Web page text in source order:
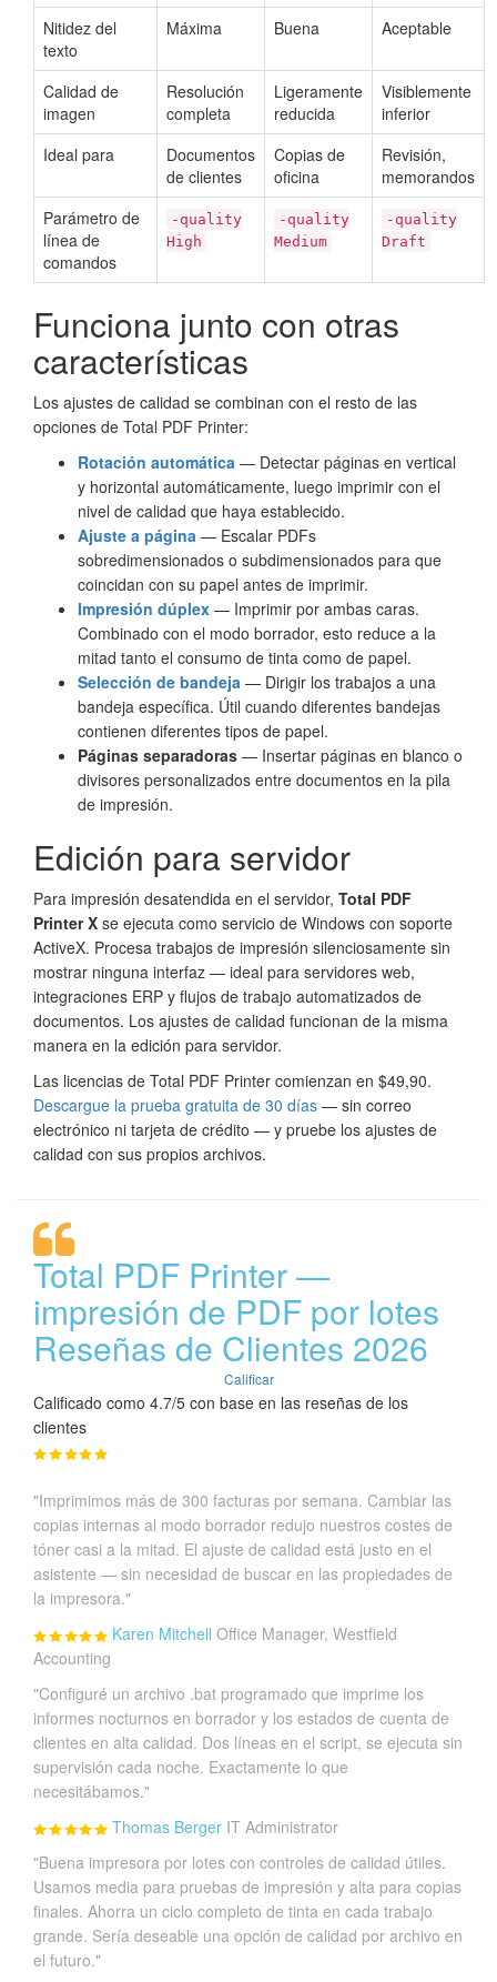
Nitidez del
texto
Máxima Buena Aceptable
Calidad de
imagen
Resolución
completa
Ligeramente
reducida
Visiblemente
inferior
Ideal para
Documentos
de clientes
Copias de
oficina
Revisión,
memorandos
Parámetro de
línea de
comandos
-quality
High
-quality
Medium
-quality
Draft
Funciona junto con otras
características
Los ajustes de calidad se combinan con el resto de las
opciones de Total PDF Printer:
Rotación automática — Detectar páginas en vertical
y horizontal automáticamente, luego imprimir con el
nivel de calidad que haya establecido.
Ajuste a página — Escalar PDFs
sobredimensionados o subdimensionados para que
coincidan con su papel antes de imprimir.
Impresión dúplex — Imprimir por ambas caras.
Combinado con el modo borrador, esto reduce a la
mitad tanto el consumo de tinta como de papel.
Selección de bandeja — Dirigir los trabajos a una
bandeja específica. Útil cuando diferentes bandejas
contienen diferentes tipos de papel.
Páginas separadoras — Insertar páginas en blanco o
divisores personalizados entre documentos en la pila
de impresión.
Edición para servidor
Para impresión desatendida en el servidor, Total PDF
Printer X se ejecuta como servicio de Windows con soporte
ActiveX. Procesa trabajos de impresión silenciosamente sin
mostrar ninguna interfaz — ideal para servidores web,
integraciones ERP y flujos de trabajo automatizados de
documentos. Los ajustes de calidad funcionan de la misma
manera en la edición para servidor.
Las licencias de Total PDF Printer comienzan en $49,90.
Descargue la prueba gratuita de 30 días — sin correo
electrónico ni tarjeta de crédito — y pruebe los ajustes de
calidad con sus propios archivos.
Total PDF Printer —
impresión de PDF por lotes
Reseñas de Clientes 2026
Calificar
Calificado como 4.7/5 con base en las reseñas de los
clientes
"Imprimimos más de 300 facturas por semana. Cambiar las
copias internas al modo borrador redujo nuestros costes de
tóner casi a la mitad. El ajuste de calidad está justo en el
asistente — sin necesidad de buscar en las propiedades de
la impresora."
Karen Mitchell Office Manager, Westfield
Accounting
"Configuré un archivo .bat programado que imprime los
informes nocturnos en borrador y los estados de cuenta de
clientes en alta calidad. Dos líneas en el script, se ejecuta sin
supervisión cada noche. Exactamente lo que
necesitábamos."
Thomas Berger IT Administrator
"Buena impresora por lotes con controles de calidad útiles.
Usamos media para pruebas de impresión y alta para copias
finales. Ahorra un ciclo completo de tinta en cada trabajo
grande. Sería deseable una opción de calidad por archivo en
el futuro."